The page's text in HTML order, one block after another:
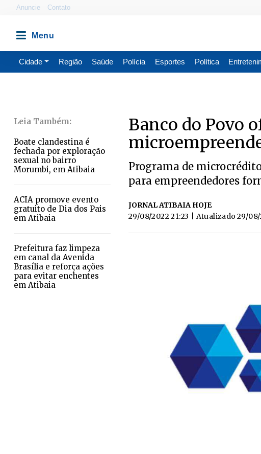
Anuncie Contato
Cidade Região Saúde Polícia Esportes Política
Boate clandestina é
fechada por exploração
sexual no bairro
Morumbi, em Atibaia
ACIA promove evento
gratuito de Dia dos Pais
em Atibaia
Prefeitura faz limpeza
em canal da Avenida
Brasília e reforça ações
para evitar enchentes
em Atibaia
Banco do Povo
Programa de
para empreendedores
JORNAL ATIBAIA HOJE
29/08/2022 21:23
| Atualizado 29/08/